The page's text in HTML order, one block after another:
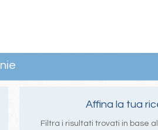
Affina la tua
Filtra i risultati trovati in base